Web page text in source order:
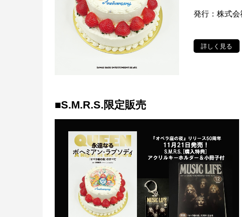
発行：株式
詳しく見る
■S.M.R.S.限定販売